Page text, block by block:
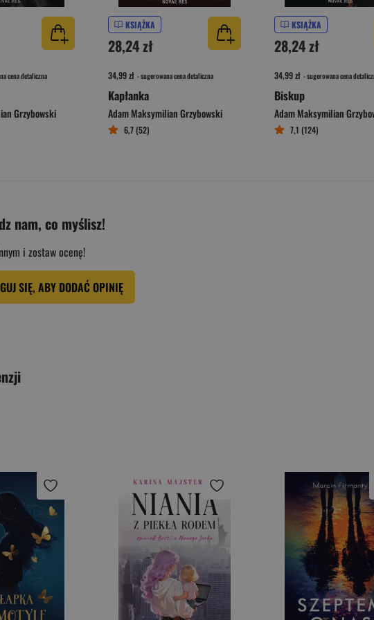
cena detaliczna
Grzybowski
KSIĄŻKA
28,24 zł
34,99 zł - sugerowana cena detaliczna
Kapłanka
Adam Maksymilian Grzybowski
6,7 (52)
KSIĄŻKA
28,24 zł
34,99 zł - sugerowana cena
Biskup
Adam Maksymilian
7,1 (124)
nam, co myślisz!
i zostaw ocenę!
SIĘ, ABY DODAĆ OPINIĘ